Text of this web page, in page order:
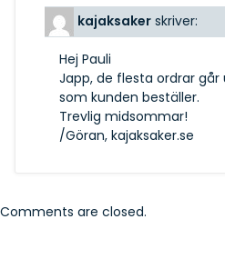
kajaksaker skriver:
Hej Pauli
Japp, de flesta ordrar
som kunden beställer.
Trevlig midsommar!
/Göran, kajaksaker.se
Comments are closed.